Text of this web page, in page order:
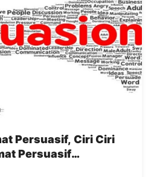
Persuasif, Ciri Ciri
Persuasif